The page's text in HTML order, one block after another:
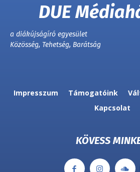
DUE
a diákújságíró egyesület
Közösség, Tehetség, Barátság
Impresszum Támogatóink
Kapcsolat
KÖVESS